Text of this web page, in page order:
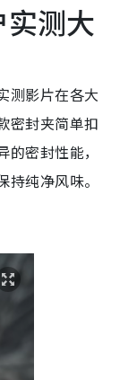
实测大
测影片在各大
密封夹简单扣
密封性能，
纯净风味。